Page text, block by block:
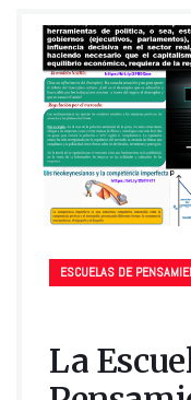
ESCUELAS DE
La